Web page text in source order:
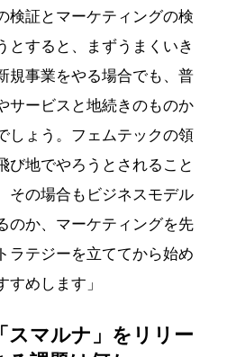
検証とマーケティングの検
とすると、まずうまくいき
規事業をやる場合でも、普
サービスと地続きのものか
しょう。フェムテックの領
び地でやろうとされること
その場合もビジネスモデル
のか、マーケティングを先
ラテジーを立ててから始め
すめします」
スマルナ」をリリー